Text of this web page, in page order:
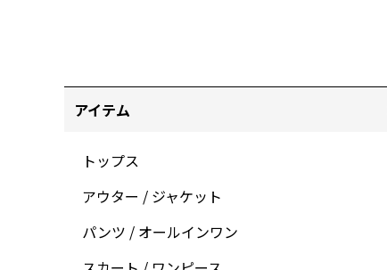
アイテム
トップス
アウター / ジャケット
パンツ / オールインワン